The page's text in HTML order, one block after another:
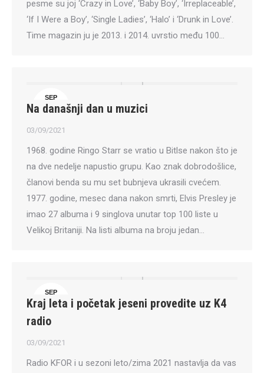
pesme su joj ‘Crazy in Love’, ‘Baby Boy’, ‘Irreplaceable’,
‘If I Were a Boy’, ‘Single Ladies’, ‘Halo’ i ‘Drunk in Love’.
Time magazin ju je 2013. i 2014. uvrstio među 100…
SEP
3
Na današnji dan u muzici
03/09/2021
1968. godine Ringo Starr se vratio u Bitlse nakon što je
na dve nedelje napustio grupu. Kao znak dobrodošlice,
članovi benda su mu set bubnjeva ukrasili cvećem.
1977. godine, mesec dana nakon smrti, Elvis Presley je
imao 27 albuma i 9 singlova unutar top 100 liste u
Velikoj Britaniji. Na listi albuma na broju jedan…
SEP
3
Kraj leta i početak jeseni provedite uz K4
radio
03/09/2021
Radio KFOR i u sezoni leto/zima 2021 nastavlja da vas